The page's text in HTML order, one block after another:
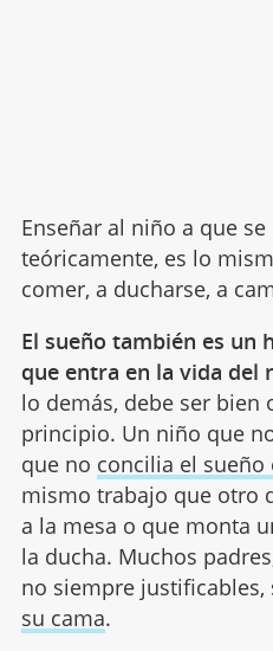
Enseñar al niño a que
teóricamente, es lo
comer, a ducharse, a
El sueño también es un
que entra en la vida del
lo demás, debe ser bien
principio. Un niño que
que no concilia el sueño
mismo trabajo que otro
a la mesa o que monta
la ducha. Muchos
no siempre justificables,
su cama.